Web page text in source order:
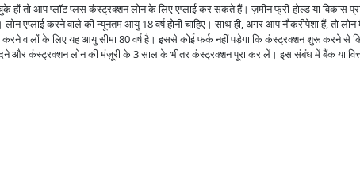
तो आप प्लॉट प्लस कंस्ट्रक्शन लोन के लिए एप्लाई कर सकते हैं। ज़मीन फ्री-होल्ड या विकास
एप्लाई करने वाले की न्यूनतम आयु 18 वर्ष होनी चाहिए। साथ ही, अगर आप नौकरीपेशा हैं, तो लोन
करने वालों के लिए यह आयु सीमा 80 वर्ष है। इससे कोई फर्क नहीं पड़ेगा कि कंस्ट्रक्शन शुरू करने
और कंस्ट्रक्शन लोन की मंज़ूरी के 3 साल के भीतर कंस्ट्रक्शन पूरा कर लें। इस संबंध में बैंक या